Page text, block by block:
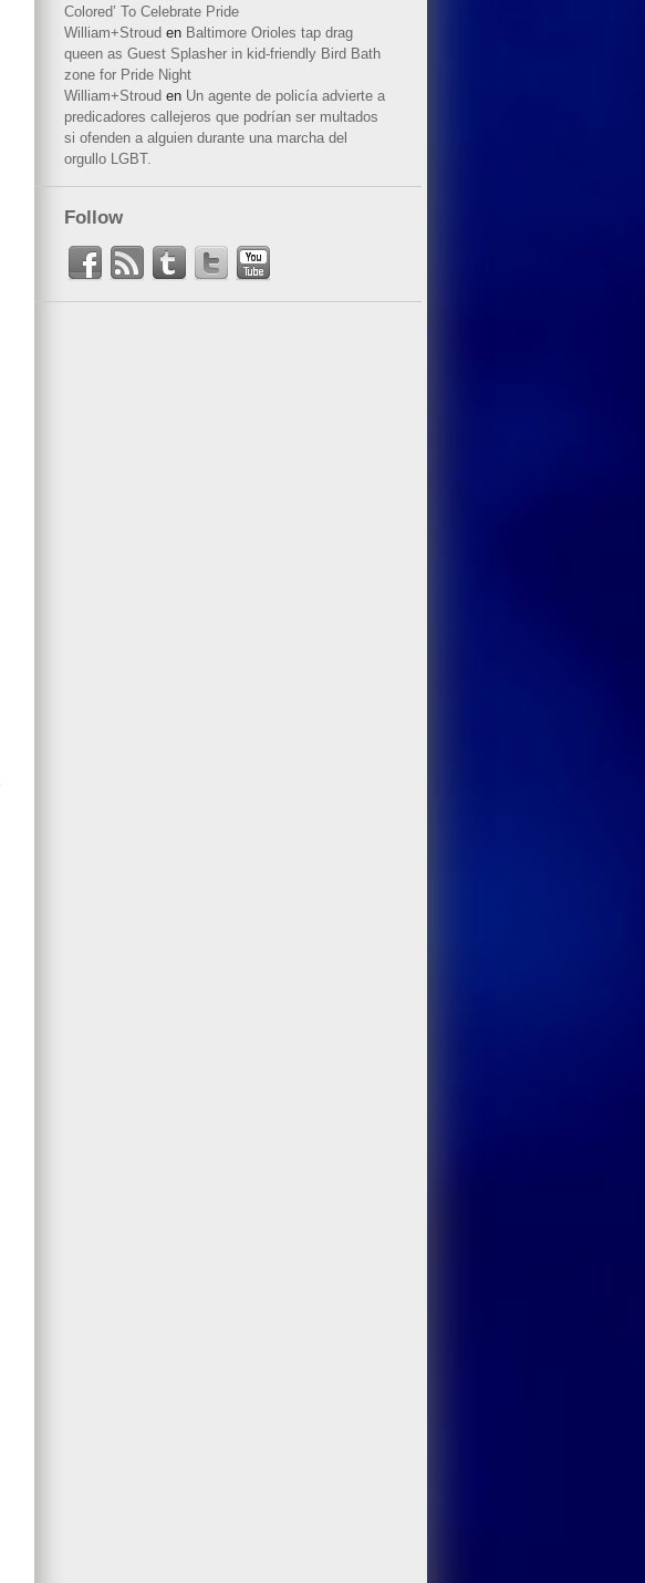
Colored’ To Celebrate Pride
William+Stroud en Baltimore Orioles tap drag
queen as Guest Splasher in kid-friendly Bird Bath
zone for Pride Night
William+Stroud en Un agente de policía advierte a
predicadores callejeros que podrían ser multados
si ofenden a alguien durante una marcha del
orgullo LGBT.
Follow